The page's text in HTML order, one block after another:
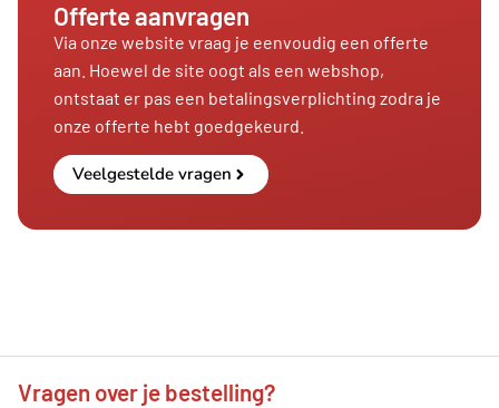
Offerte aanvragen
Via onze website vraag je eenvoudig een offerte
aan. Hoewel de site oogt als een webshop,
ontstaat er pas een betalingsverplichting zodra je
onze offerte hebt goedgekeurd.
Veelgestelde vragen
Vragen over je bestelling?